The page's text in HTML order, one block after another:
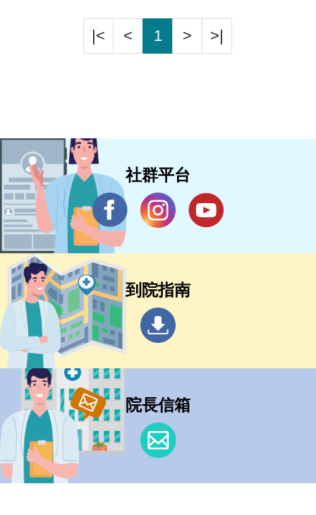
|< < 1 > >|
社群平台
到院指南
院長信箱